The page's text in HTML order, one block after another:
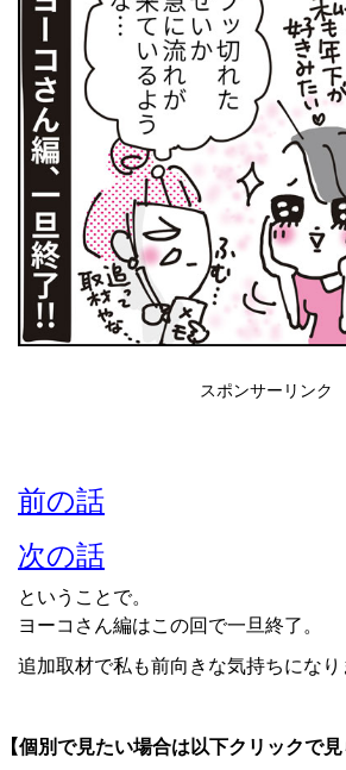
スポンサーリンク
前の話
次の話
ということで。
ヨーコさん編はこの回で一旦終了。
追加取材で私も前向きな気持ちになり
【個別で見たい場合は以下クリックで見